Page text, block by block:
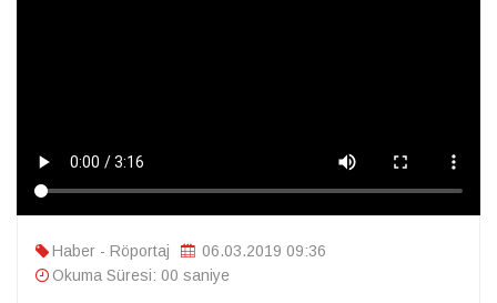
Haber - Röportaj
06.03.2019 09:36
Okuma Süresi: 00 saniye